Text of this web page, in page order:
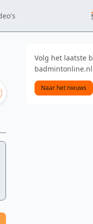
Volg het laatste
Naar het nieuws